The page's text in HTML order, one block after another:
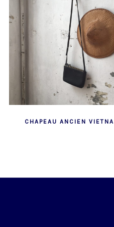
CHAPEAU ANCIEN